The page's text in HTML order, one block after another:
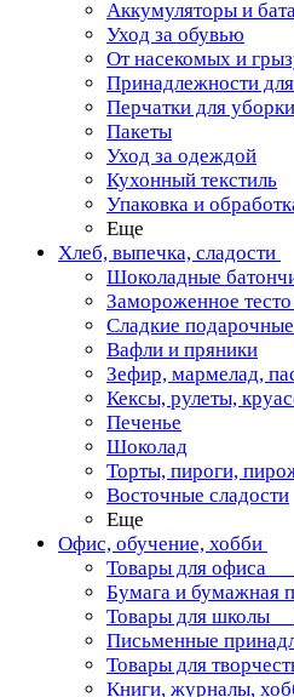
Аккумуляторы и
Уход за обувью
От насекомых и
Принадлежности
Перчатки для уборки
Пакеты
Уход за одеждой
Кухонный текстиль
Упаковка и
Еще
Хлеб, выпечка, сладости
Шоколадные
Замороженное
Сладкие
Вафли и пряники
Зефир, мармелад,
Кексы, рулеты,
Печенье
Шоколад
Торты, пироги,
Восточные сладости
Еще
Офис, обучение, хобби
Товары для офиса
Бумага и бумажная
Товары для школы
Письменные
Товары для
Книги, журналы,